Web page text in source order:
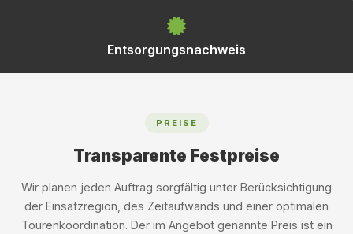
Entsorgungsnachweis
PREISE
Transparente Festpreise
Wir planen jeden Auftrag sorgfältig unter Berücksichtigung
der Einsatzregion, des Zeitaufwands und einer optimalen
Tourenkoordination. Der im Angebot genannte Preis ist ein